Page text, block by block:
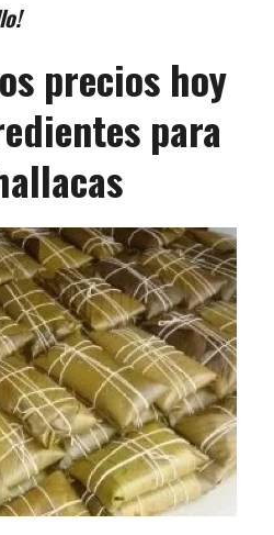
precios hoy
para